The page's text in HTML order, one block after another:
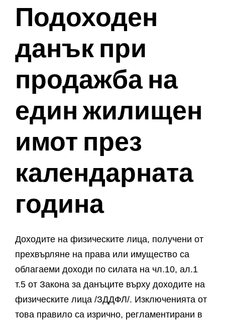
Подоходен
данък при
продажба на
един жилищен
имот през
календарната
година
Доходите на физическите лица, получени от
прехвърляне на права или имущество са
облагаеми доходи по силата на чл.10, ал.1
т.5 от Закона за данъците върху доходите на
физическите лица /ЗДДФЛ/. Изключенията от
това правило са изрично, регламентирани в